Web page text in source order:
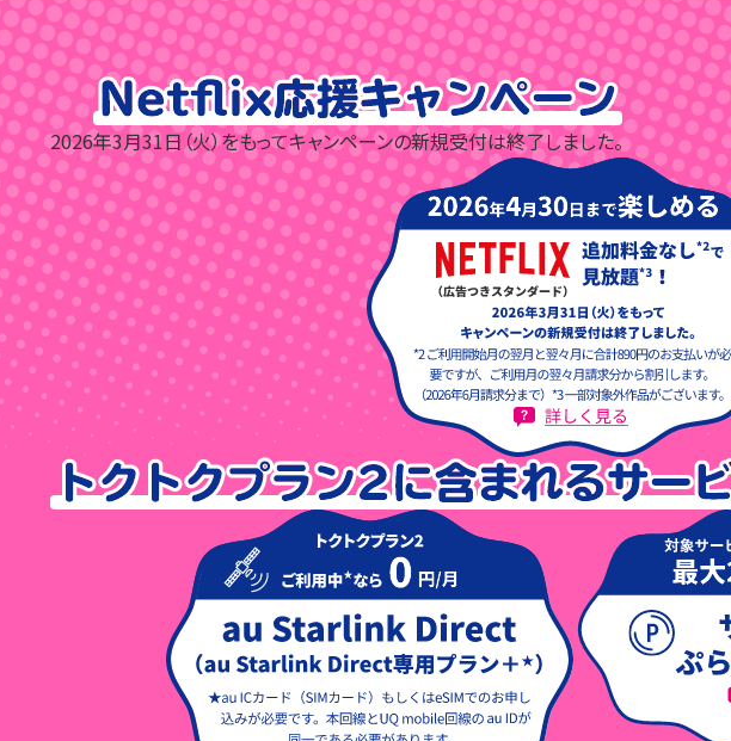
2026年3月31日（火）をもってキャンペーンの新規受付は終了しました。